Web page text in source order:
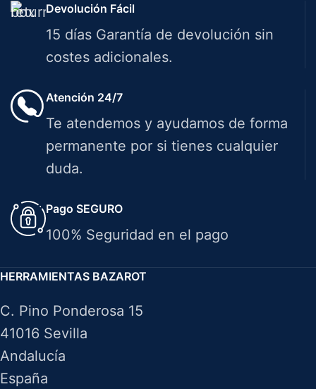
Devolución Fácil
15 días Garantía de devolución sin
costes adicionales.
Atención 24/7
Te atendemos y ayudamos de forma
permanente por si tienes cualquier
duda.
Pago SEGURO
100% Seguridad en el pago
HERRAMIENTAS BAZAROT
C. Pino Ponderosa 15
41016 Sevilla
Andalucía
España